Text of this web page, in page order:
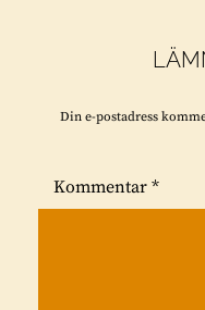
Din e-postadress
Kommentar *